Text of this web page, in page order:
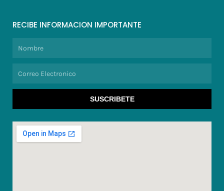
RECIBE INFORMACION IMPORTANTE
SUSCRIBETE